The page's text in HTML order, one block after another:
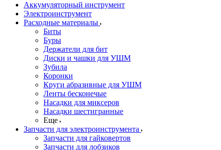
Аккумуляторный инструмент
Электроинструмент
Расходные материалы
Биты
Буры
Держатели для бит
Диски и чашки для УШМ
Зубила
Коронки
Круги абразивные для УШМ
Ленты бесконечые
Насадки для миксеров
Насадки шестигранные
Еще
Запчасти для электроинструмента
Запчасти для гайковертов
Запчасти для лобзиков